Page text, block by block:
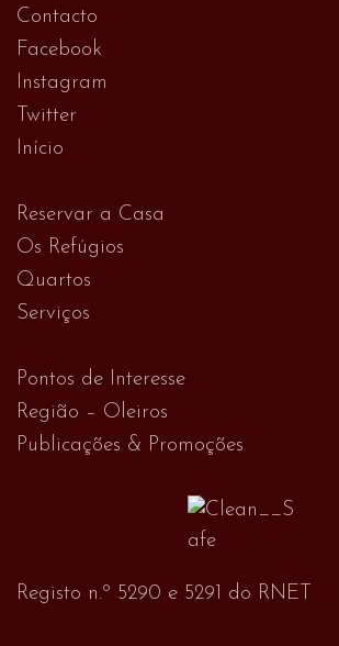
Contacto
Facebook
Instagram
Twitter
Início
Reservar a Casa
Os Refúgios
Quartos
Serviços
Pontos de Interesse
Região – Oleiros
Publicações & Promoções
Registo n.º 5290 e 5291 do RNET